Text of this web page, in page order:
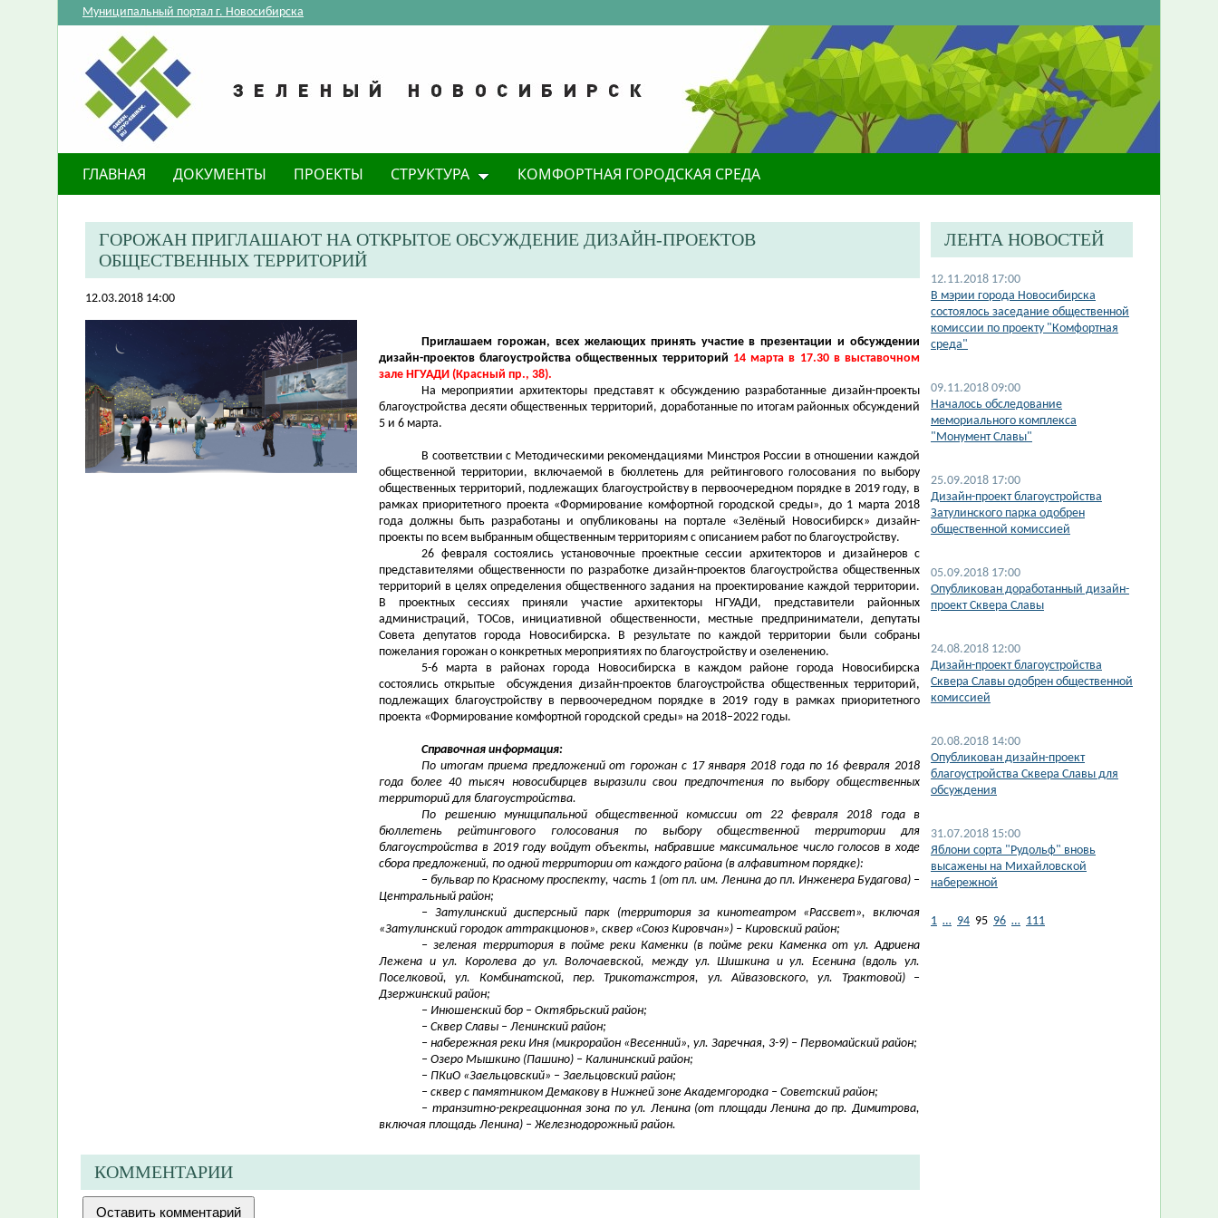
Муниципальный портал г. Новосибирска
ГЛАВНАЯ ДОКУМЕНТЫ ПРОЕКТЫ СТРУКТУРА КОМФОРТНАЯ ГОРОДСКАЯ СРЕДА
ГОРОЖАН ПРИГЛАШАЮТ НА ОТКРЫТОЕ ОБСУЖДЕНИЕ ДИЗАЙН-ПРОЕКТОВ
ОБЩЕСТВЕННЫХ ТЕРРИТОРИЙ
12.03.2018 14:00
Приглашаем горожан, всех желающих принять участие в презентации и обсуждении
дизайн-проектов благоустройства общественных территорий 14 марта в 17.30 в выставочном
зале НГУАДИ (Красный пр., 38).
На мероприятии архитекторы представят к обсуждению разработанные дизайн-проекты
благоустройства десяти общественных территорий, доработанные по итогам районных обсуждений
5 и 6 марта.
В соответствии с Методическими рекомендациями Минстроя России в отношении каждой
общественной территории, включаемой в бюллетень для рейтингового голосования по выбору
общественных территорий, подлежащих благоустройству в первоочередном порядке в 2019 году, в
рамках приоритетного проекта «Формирование комфортной городской среды», до 1 марта 2018
года должны быть разработаны и опубликованы на портале «Зелёный Новосибирск» дизайн-
проекты по всем выбранным общественным территориям с описанием работ по благоустройству.
26 февраля состоялись установочные проектные сессии архитекторов и дизайнеров с
представителями общественности по разработке дизайн-проектов благоустройства общественных
территорий в целях определения общественного задания на проектирование каждой территории.
В проектных сессиях приняли участие архитекторы НГУАДИ, представители районных
администраций, ТОСов, инициативной общественности, местные предприниматели, депутаты
Совета депутатов города Новосибирска. В результате по каждой территории были собраны
пожелания горожан о конкретных мероприятиях по благоустройству и озеленению.
5-6 марта в районах города Новосибирска в каждом районе города Новосибирска
состоялись открытые
обсуждения дизайн-проектов благоустройства общественных территорий,
подлежащих благоустройству в первоочередном порядке в 2019 году в рамках приоритетного
проекта «Формирование комфортной городской среды» на 2018–2022 годы.
Справочная информация:
По итогам приема предложений от горожан с 17 января 2018 года по 16 февраля 2018
года более 40 тысяч новосибирцев выразили свои предпочтения по выбору общественных
территорий для благоустройства.
По решению муниципальной общественной комиссии от 22 февраля 2018 года в
бюллетень рейтингового голосования по выбору общественной территории для
благоустройства в 2019 году войдут объекты, набравшие максимальное число голосов в ходе
сбора предложений, по одной территории от каждого района (в алфавитном порядке):
– бульвар по Красному проспекту, часть 1 (от пл. им. Ленина до пл. Инженера Будагова) –
Центральный район;
– Затулинский дисперсный парк (территория за кинотеатром «Рассвет», включая
«Затулинский городок аттракционов», сквер «Союз Кировчан») – Кировский район;
– зеленая территория в пойме реки Каменки (в пойме реки Каменка от ул. Адриена
Лежена и ул. Королева до ул. Волочаевской, между ул. Шишкина и ул. Есенина (вдоль ул.
Поселковой, ул. Комбинатской, пер. Трикотажстроя, ул. Айвазовского, ул. Трактовой) –
Дзержинский район;
– Инюшенский бор – Октябрьский район;
– Сквер Славы – Ленинский район;
– набережная реки Иня (микрорайон «Весенний», ул. Заречная, 3-9) – Первомайский район;
– Озеро Мышкино (Пашино) – Калининский район;
– ПКиО «Заельцовский» – Заельцовский район;
– сквер с памятником Демакову в Нижней зоне Академгородка – Советский район;
– транзитно-рекреационная зона по ул. Ленина (от площади Ленина до пр. Димитрова,
включая площадь Ленина) – Железнодорожный район.
КОММЕНТАРИИ
ЛЕНТА НОВОСТЕЙ
12.11.2018 17:00
В мэрии города Новосибирска
состоялось заседание общественной
комиссии по проекту "Комфортная
среда"
09.11.2018 09:00
Началось обследование
мемориального комплекса
"Монумент Славы"
25.09.2018 17:00
Дизайн-проект благоустройства
Затулинского парка одобрен
общественной комиссией
05.09.2018 17:00
Опубликован доработанный дизайн-
проект Сквера Славы
24.08.2018 12:00
Дизайн-проект благоустройства
Сквера Славы одобрен общественной
комиссией
20.08.2018 14:00
Опубликован дизайн-проект
благоустройства Сквера Славы для
обсуждения
31.07.2018 15:00
Яблони сорта "Рудольф" вновь
высажены на Михайловской
набережной
1 … 94 95 96 … 111